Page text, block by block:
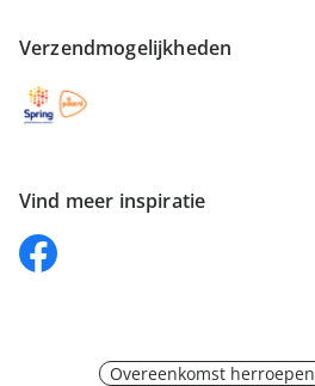
Verzendmogelijkheden
Vind meer inspiratie
Overeenkomst herroepen